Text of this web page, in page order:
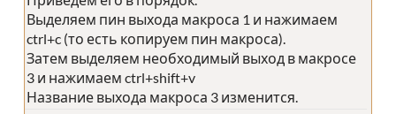
Выделяем пин выхода макроса 1 и нажимаем
ctrl+c (то есть копируем пин макроса).
Затем выделяем необходимый выход в макросе
3 и нажимаем ctrl+shift+v
Название выхода макроса 3 изменится.